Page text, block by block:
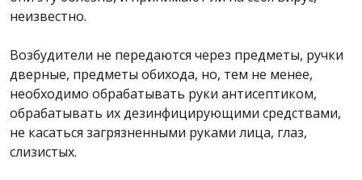
неизвестно.
Возбудители не передаются через предметы, ручки
дверные, предметы обихода, но, тем не менее,
необходимо обрабатывать руки антисептиком,
обрабатывать их дезинфицирующими средствами,
не касаться загрязненными руками лица, глаз,
слизистых.